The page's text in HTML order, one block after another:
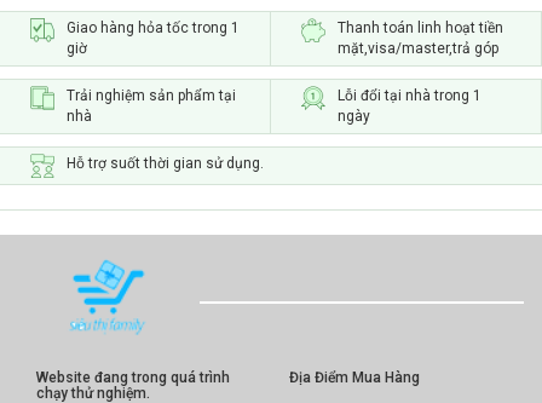
Giao hàng hỏa tốc trong 1
giờ
Thanh toán linh hoạt tiền
mặt,visa/master,trả góp
Trải nghiệm sản phẩm tại
nhà
Lỗi đổi tại nhà trong 1
ngày
Hỗ trợ suốt thời gian sử dụng.
Website đang trong quá trình
chạy thử nghiệm.
Địa Điểm Mua Hàng